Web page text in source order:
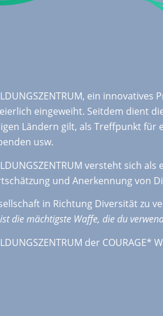
ein
eingeweiht. Seitdem dient
Ländern gilt, als Treffpunkt für
usw.
versteht sich
und Anerkennung von
in Richtung Diversität zu
die mächtigste Waffe, die du
der